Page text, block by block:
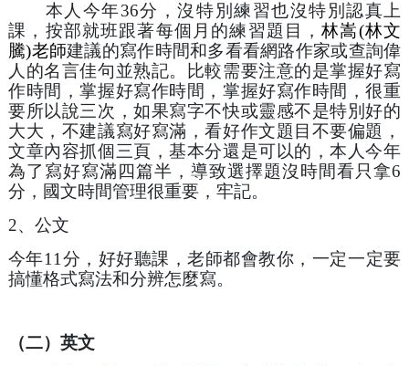
本人今年36分，沒特別練習也沒特別認真上
課，按部就班跟著每個月的練習題目，林嵩(林文
騰)老師建議的寫作時間和多看看網路作家或查詢偉
人的名言佳句並熟記。比較需要注意的是掌握好寫
作時間，掌握好寫作時間，掌握好寫作時間，很重
要所以說三次，如果寫字不快或靈感不是特別好的
大大，不建議寫好寫滿，看好作文題目不要偏題，
文章內容抓個三頁，基本分還是可以的，本人今年
為了寫好寫滿四篇半，導致選擇題沒時間看只拿6
分，國文時間管理很重要，牢記。
2、公文
今年11分，好好聽課，老師都會教你，一定一定要
搞懂格式寫法和分辨怎麼寫。
（二）英文